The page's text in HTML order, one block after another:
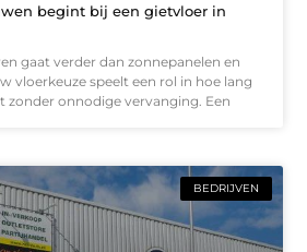
begint bij een gietvloer in
gaat verder dan zonnepanelen en
vloerkeuze speelt een rol in hoe lang
zonder onnodige vervanging. Een
BEDRIJVEN